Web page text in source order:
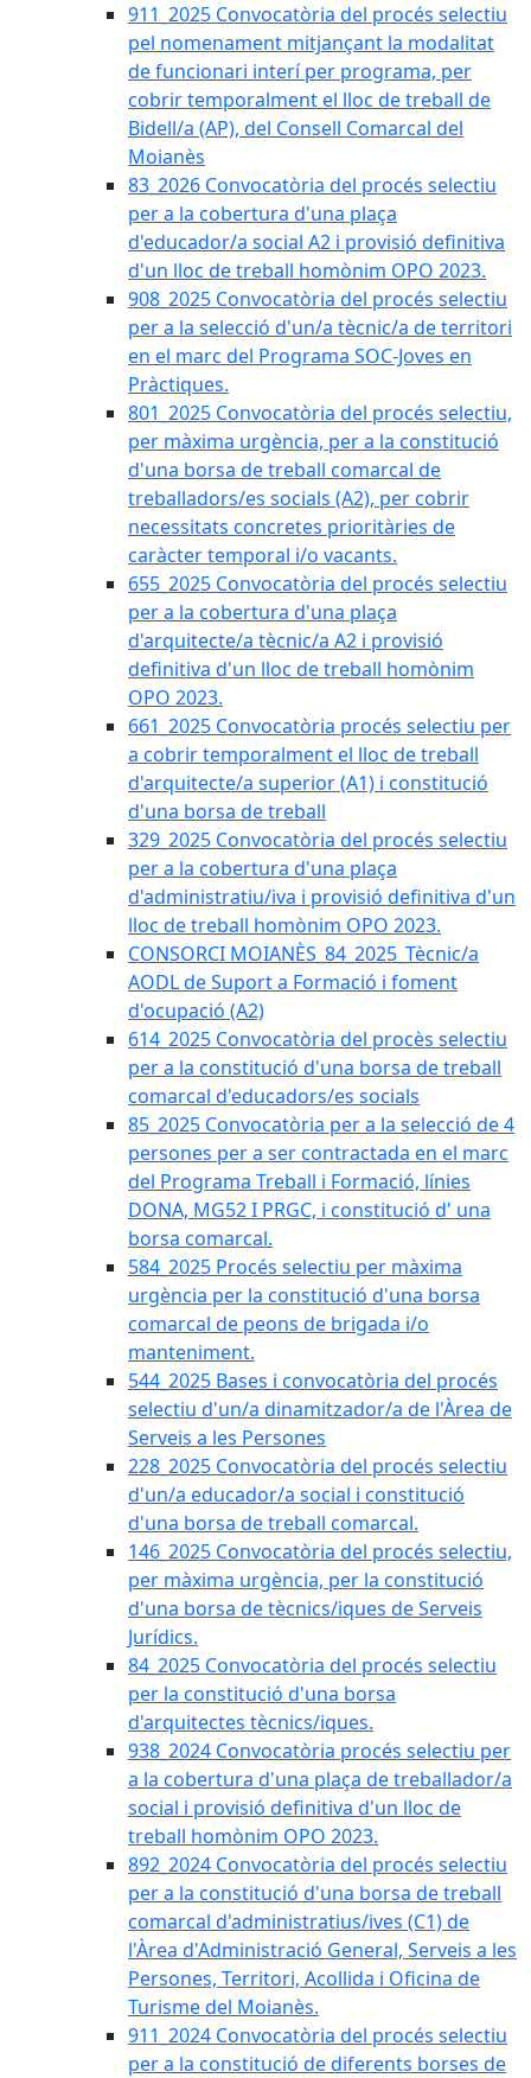
911_2025 Convocatòria del procés selectiu
pel nomenament mitjançant la modalitat
de funcionari interí per programa, per
cobrir temporalment el lloc de treball de
Bidell/a (AP), del Consell Comarcal del
Moianès
83_2026 Convocatòria del procés selectiu
per a la cobertura d'una plaça
d'educador/a social A2 i provisió definitiva
d'un lloc de treball homònim OPO 2023.
908_2025 Convocatòria del procés selectiu
per a la selecció d'un/a tècnic/a de territori
en el marc del Programa SOC-Joves en
Pràctiques.
801_2025 Convocatòria del procés selectiu,
per màxima urgència, per a la constitució
d'una borsa de treball comarcal de
treballadors/es socials (A2), per cobrir
necessitats concretes prioritàries de
caràcter temporal i/o vacants.
655_2025 Convocatòria del procés selectiu
per a la cobertura d'una plaça
d'arquitecte/a tècnic/a A2 i provisió
definitiva d'un lloc de treball homònim
OPO 2023.
661_2025 Convocatòria procés selectiu per
a cobrir temporalment el lloc de treball
d'arquitecte/a superior (A1) i constitució
d'una borsa de treball
329_2025 Convocatòria del procés selectiu
per a la cobertura d'una plaça
d'administratiu/iva i provisió definitiva d'un
lloc de treball homònim OPO 2023.
CONSORCI MOIANÈS_84_2025_Tècnic/a
AODL de Suport a Formació i foment
d'ocupació (A2)
614_2025 Convocatòria del procès selectiu
per a la constitució d'una borsa de treball
comarcal d'educadors/es socials
85_2025 Convocatòria per a la selecció de 4
persones per a ser contractada en el marc
del Programa Treball i Formació, línies
DONA, MG52 I PRGC, i constitució d' una
borsa comarcal.
584_2025 Procés selectiu per màxima
urgència per la constitució d'una borsa
comarcal de peons de brigada i/o
manteniment.
544_2025 Bases i convocatòria del procés
selectiu d'un/a dinamitzador/a de l'Àrea de
Serveis a les Persones
228_2025 Convocatòria del procés selectiu
d'un/a educador/a social i constitució
d'una borsa de treball comarcal.
146_2025 Convocatòria del procés selectiu,
per màxima urgència, per la constitució
d'una borsa de tècnics/iques de Serveis
Jurídics.
84_2025 Convocatòria del procés selectiu
per la constitució d'una borsa
d'arquitectes tècnics/iques.
938_2024 Convocatòria procés selectiu per
a la cobertura d'una plaça de treballador/a
social i provisió definitiva d'un lloc de
treball homònim OPO 2023.
892_2024 Convocatòria del procés selectiu
per a la constitució d'una borsa de treball
comarcal d'administratius/ives (C1) de
l'Àrea d'Administració General, Serveis a les
Persones, Territori, Acollida i Oficina de
Turisme del Moianès.
911_2024 Convocatòria del procés selectiu
per a la constitució de diferents borses de